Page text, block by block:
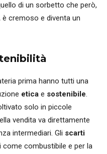
di un sorbetto che però,
cremoso e diventa un
prima hanno tutti una
etica e sostenibile.
solo in piccole
vendita va direttamente
intermediari. Gli scarti
combustibile e per la